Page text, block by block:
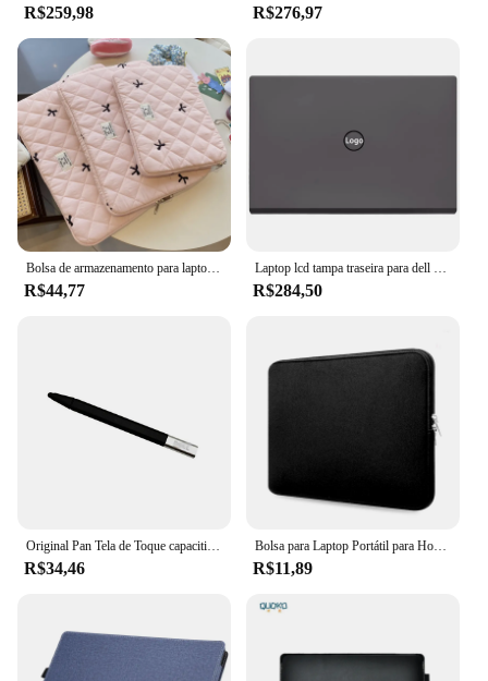
R$259,98 R$276,97
Bolsa de armazenamento para laptop para MacBook Air 13 Pro, 13.6 ", 14", 15 ", 15.6", Xiaomi, Lenovo, Dell Notebook, Soft Case, Ipad10.5, 10.9, 11Sleeve Pouch
R$44,77
Laptop lcd tampa traseira para dell vostro 14 v5401, v5402, v5405, 5401, 5402, moldura frontal, base inferior, novo
R$284,50
Original Pan Tela de Toque capacitiva para Dell Laptop, Escrever Pen, Dell Inspiron 13, 7347, 7348, 7352, New Stylus, livre
R$34,46
Bolsa para Laptop Portátil para Homens e Mulheres, Capa de Manga, Notebook, Bolso de Computador, Macbook, Xiaomi, HP, Dell, Lenovo, 14, 15.6
R$11,89